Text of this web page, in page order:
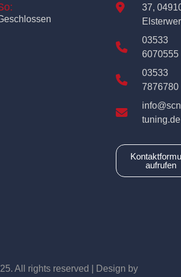
37,
03533
6070555
03533
7876780
tuning.de
aufrufen
All rights reserved | Design by